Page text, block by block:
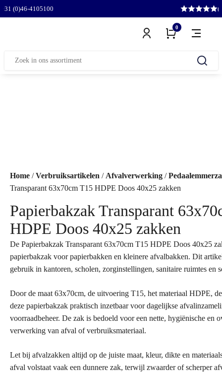
+31 (0)46-4105100
0
Zoeken
Home /Verbruiksartikelen / Afvalverwerking /
Transparant 63x70cm T15 HDPE Doos 40x25 zakken
Papierbakzak Transparant
HDPE Doos 40x25 zakken
De Papierbakzak Transparant 63x70cm T15 HDPE Doos 40x25
papierbakzak voor papierbakken en kleinere afvalbakken. Dit
gebruik in kantoren, scholen, zorginstellingen, sanitaire ruimtes en
Door de maat 63x70cm, de uitvoering T15, het materiaal HDPE,
deze papierbakzak praktisch inzetbaar voor dagelijkse
voorraadbeheer. De zak is bedoeld voor een nette, hygiënische en
verwerking van afval of verbruiksmateriaal.
Let bij afvalzakken altijd op de juiste maat, kleur, dikte en
afval volstaat vaak een dunnere zak, terwijl zwaarder of scherper